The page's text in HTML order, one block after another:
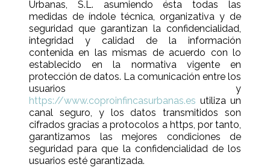
Urbanas, S.L. asumiendo ésta todas las
medidas de índole técnica, organizativa y de
seguridad que garantizan la confidencialidad,
integridad y calidad de la información
contenida en las mismas de acuerdo con lo
establecido en la normativa vigente en
protección de datos. La comunicación entre los
usuarios y
https://www.coproinfincasurbanas.es utiliza un
canal seguro, y los datos transmitidos son
cifrados gracias a protocolos a https, por tanto,
garantizamos las mejores condiciones de
seguridad para que la confidencialidad de los
usuarios esté garantizada.